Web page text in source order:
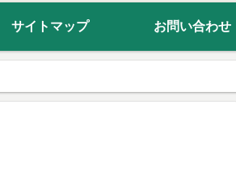
サイトマップ お問い合わせ